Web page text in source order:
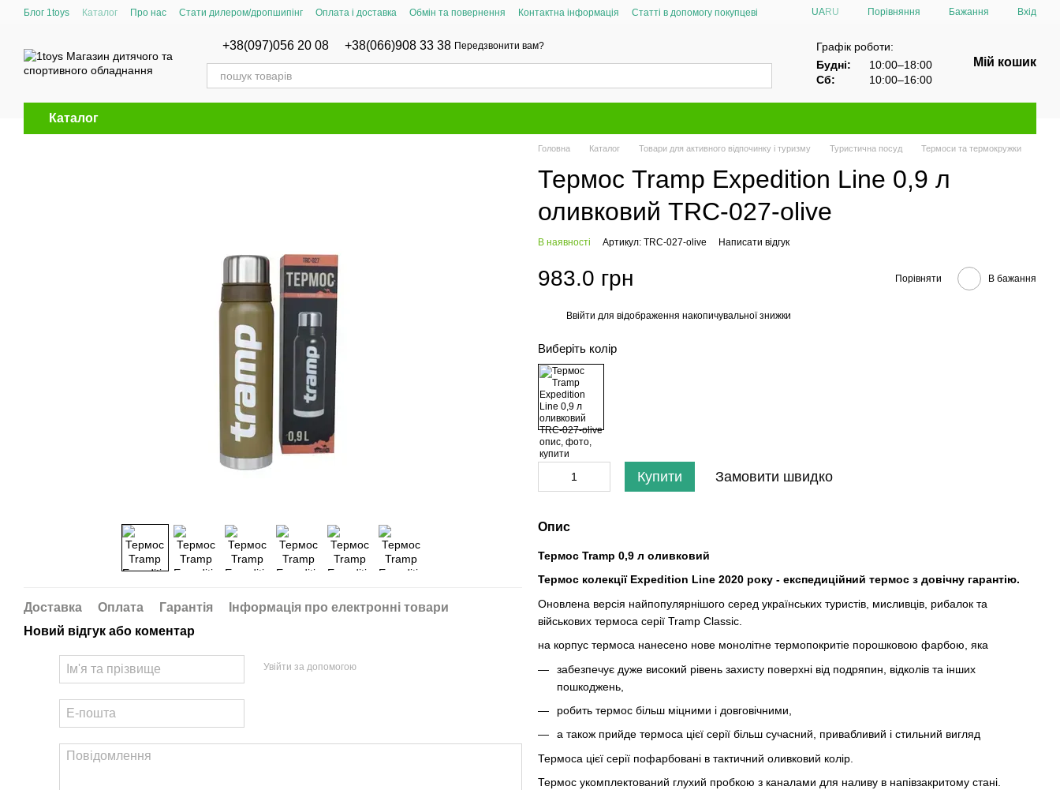
Перейти до основного контенту
Блог 1toys Каталог Про нас Стати дилером/дропшипінг Оплата і доставка Обмін та повернення Контактна інформація
Статті в допомогу покупцеві
UARU Порівняння Бажання Вхід
+38(097)056 20 08 +38(066)908 33 38 Передзвонити вам?
Графік роботи:
Будні:
10:00–18:00
Сб:
10:00–16:00
Мій кошик
Каталог
Доставка Оплата Гарантія
Інформація про електронні товари
Новий відгук або коментар
Увійти за допомогою
Головна Каталог Товари для активного відпочинку і туризму Туристична посуд Термоси та термокружки
Термос Tramp Expedition Line 0,9 л
оливковий TRC-027-olive
В наявності Артикул: TRC-027-olive Написати відгук
983.0 грн Порівняти В бажання
Ввійти для відображення накопичувальної знижки
Виберіть колір
Купити Замовити швидко
Опис
Термос Tramp 0,9 л оливковий
Термос колекції Expedition Line 2020 року - експедиційний термос з довічну гарантію.
Оновлена версія найпопулярнішого серед українських туристів, мисливців, рибалок та
військових термоса серії Tramp Classic.
на корпус термоса нанесено нове монолітне термопокритіе порошковою фарбою, яка
забезпечує дуже високий рівень захисту поверхні від подряпин, відколів та інших
пошкоджень,
робить термос більш міцними і довговічними,
а також прийде термоса цієї серії більш сучасний, привабливий і стильний вигляд
Термоса цієї серії пофарбовані в тактичний оливковий колір.
Термос укомплектований глухий пробкою з каналами для наливу в напівзакритому стані.